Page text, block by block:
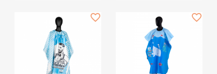
favorite_border favorite_border